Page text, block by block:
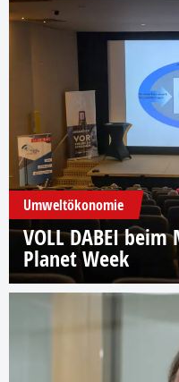
Umweltökonomie
VOLL DABEI
Planet Week